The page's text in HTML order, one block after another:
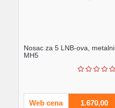
Nosac za 5 LNB-ova, metalni
MH5
Web cena 1.670,00